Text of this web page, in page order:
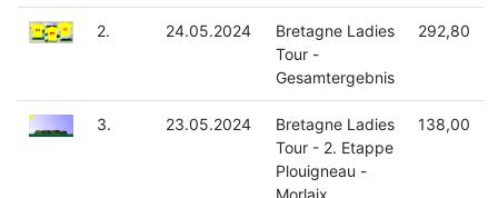
2. 24.05.2024
Bretagne Ladies
Tour -
Gesamtergebnis
292,80
3. 23.05.2024
Bretagne Ladies
Tour - 2. Etappe
Plouigneau -
138,00